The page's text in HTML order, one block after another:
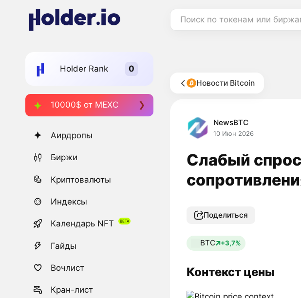
Поиск по токенам или
Holder Rank
10000$ от MEXC
Аирдропы
Биржи
Криптовалюты
Индексы
Календарь NFT
Гайды
Вочлист
Кран-лист
Новости Bitcoin
NewsBTC
10 Июн 2026
Слабый
Поделиться
BTC +3,7%
Контекст цены